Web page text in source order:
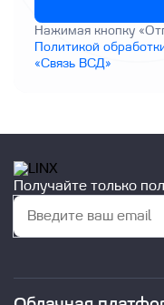
Нажимая кнопку
Политикой
«Связь ВСД»
Получайте только